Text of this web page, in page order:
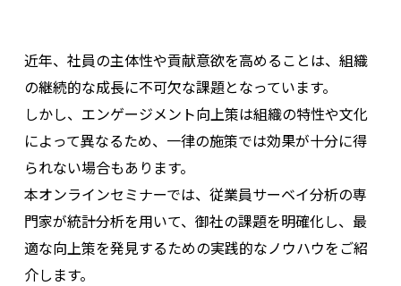
近年、社員の主体性や貢献意欲を高めることは、組織
の継続的な成長に不可欠な課題となっています。
しかし、エンゲージメント向上策は組織の特性や文化
によって異なるため、一律の施策では効果が十分に得
られない場合もあります。
本オンラインセミナーでは、従業員サーベイ分析の専
門家が統計分析を用いて、御社の課題を明確化し、最
適な向上策を発見するための実践的なノウハウをご紹
介します。